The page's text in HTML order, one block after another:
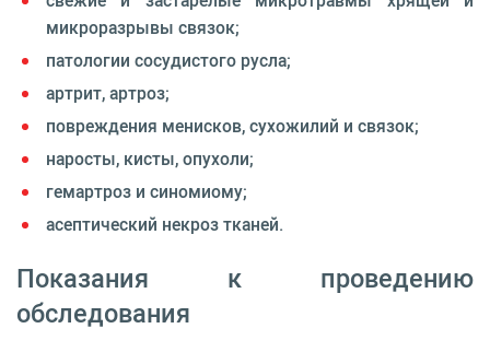
микроразрывы связок;
патологии сосудистого русла;
артрит, артроз;
повреждения менисков, сухожилий и связок;
наросты, кисты, опухоли;
гемартроз и синомиому;
асептический некроз тканей.
Показания к проведению
обследования